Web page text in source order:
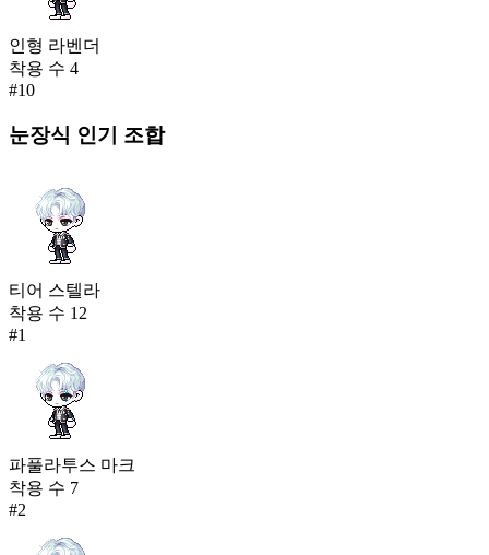
인형 라벤더
착용 수 4
#10
눈장식 인기 조합
티어 스텔라
착용 수 12
#1
파풀라투스 마크
착용 수 7
#2